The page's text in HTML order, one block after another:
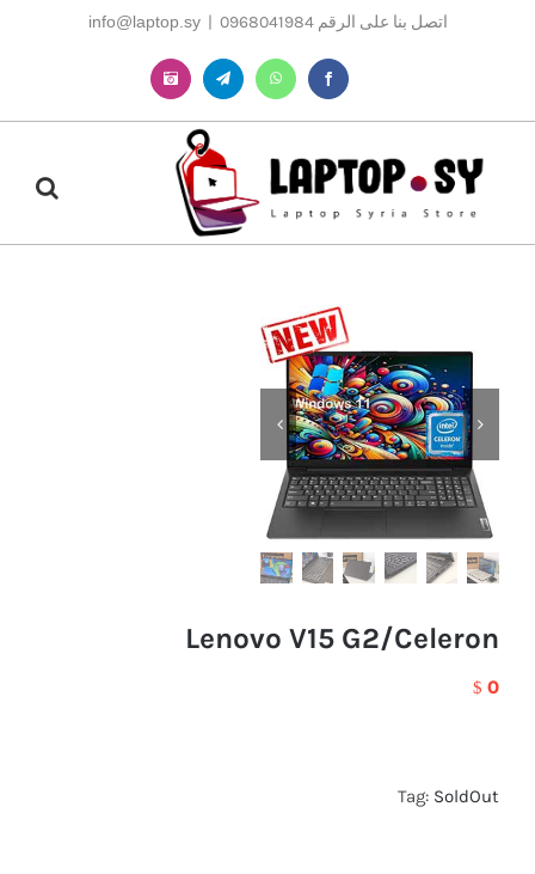
اتصل بنا على الرقم 0968041984 |
info@laptop.sy
Facebook
WhatsApp
Telegram
Instagram
Lenovo V15 G2/Celeron
$ 0
Tag: SoldOut